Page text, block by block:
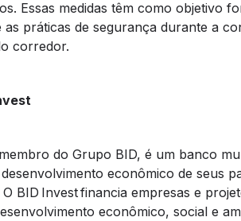
Essas medidas têm como objetivo
as práticas de segurança durante a
corredor.
do Grupo BID, é um banco
econômico de seus
BID Invest financia empresas e
econômico, social e